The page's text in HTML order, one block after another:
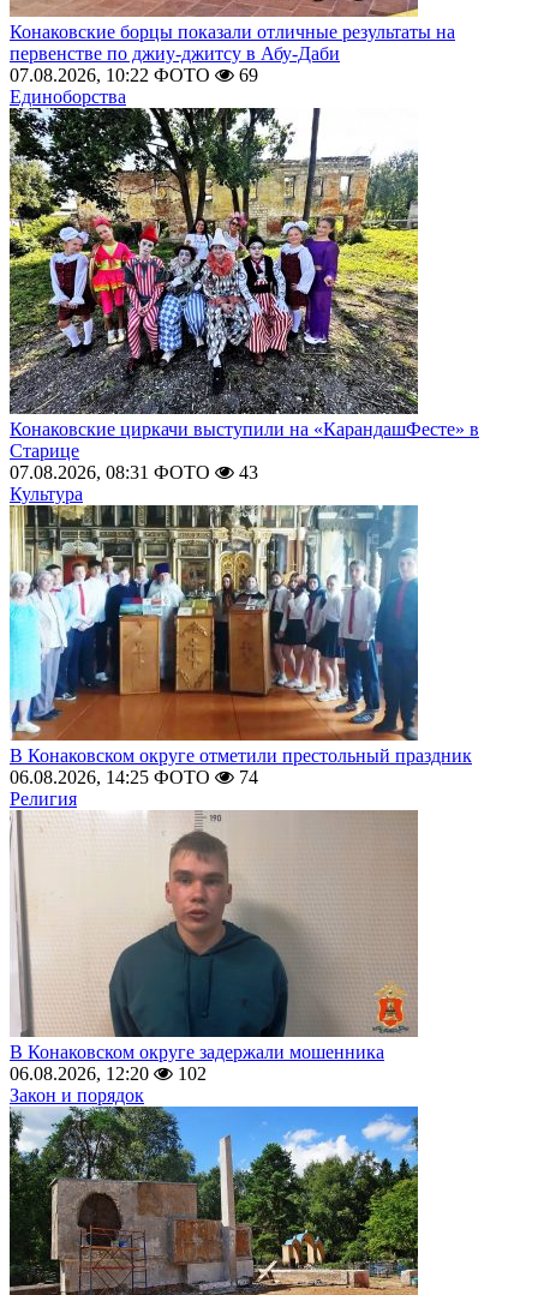
Конаковские борцы показали отличные результаты на
первенстве по джиу-джитсу в Абу-Даби
07.08.2026, 10:22 ФОТО
69
Единоборства
Конаковские циркачи выступили на «КарандашФесте» в
Старице
07.08.2026, 08:31 ФОТО
43
Культура
В Конаковском округе отметили престольный праздник
06.08.2026, 14:25 ФОТО
74
Религия
В Конаковском округе задержали мошенника
06.08.2026, 12:20
102
Закон и порядок